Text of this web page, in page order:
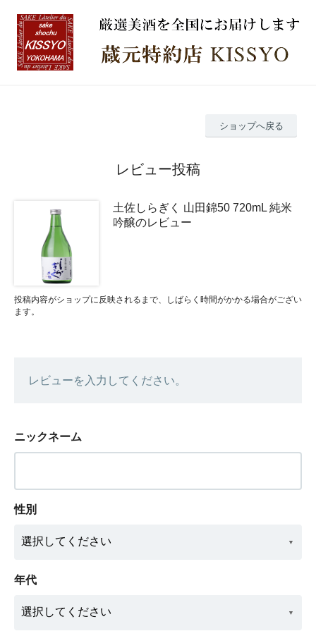
ショップへ戻る
レビュー投稿
土佐しらぎく 山田錦50 720mL 純米
吟醸のレビュー
投稿内容がショップに反映されるまで、しばらく時間がかかる場合がござい
ます。
レビューを入力してください。
ニックネーム
性別
年代